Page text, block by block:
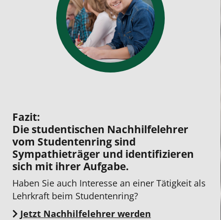
Fazit:
Die studentischen Nachhilfelehrer
vom Studentenring sind
Sympathieträger und identifizieren
sich mit ihrer Aufgabe.
Haben Sie auch Interesse an einer Tätigkeit als
Lehrkraft beim Studentenring?
Jetzt Nachhilfelehrer werden